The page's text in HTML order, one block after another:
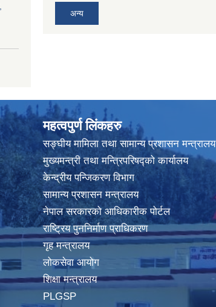
अन्य
महत्वपुर्ण लिंकहरु
सङ्घीय मामिला तथा सामान्य प्रशासन मन्त्रालय
मुख्यमन्त्री तथा मन्त्रिपरिषद्‍को कार्यालय
केन्द्रीय पन्जिकरण विभाग
सामान्य प्रशासन मन्त्रालय
नेपाल सरकारको आधिकारीक पोर्टल
राष्ट्रिय पुननिर्माण प्राधिकरण
गृह मन्त्रालय
लोकसेवा आयोग
शिक्षा मन्त्रालय
PLGSP